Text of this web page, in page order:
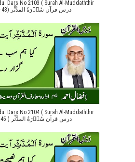
Dars No 2103 ( Surah Al-Muddaththir
Ayat 38-43) درس قرآن سُوۡرَةُ المدَّثِّر
Dars No 2104 ( Surah Al-Muddaththir
Ayat 43-45 ) درس قرآن سُوۡرَةُ المدَّثِّر